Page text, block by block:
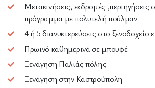
Μετακινήσεις, εκδρομές
πρόγραμμα με πολυτελή πούλμαν
4 ή 5 διανυκτερεύσεις στο ξενοδοχείο
Πρωινό καθημερινά σε μπουφέ
Ξενάγηση Παλιάς πόλης
Ξενάγηση στην Καστρούπολη